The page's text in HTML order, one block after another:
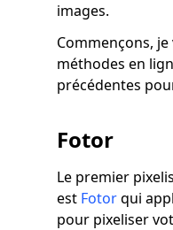
images.
Commençons,
méthodes en
précédentes
Fotor
Le premier
est Fotorqui
pour pixeliser